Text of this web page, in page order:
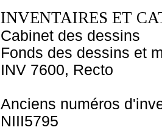
INVENTAIRES ET
Cabinet des dessins
Fonds des dessins et
INV 7600, Recto
Anciens numéros
NIII5795